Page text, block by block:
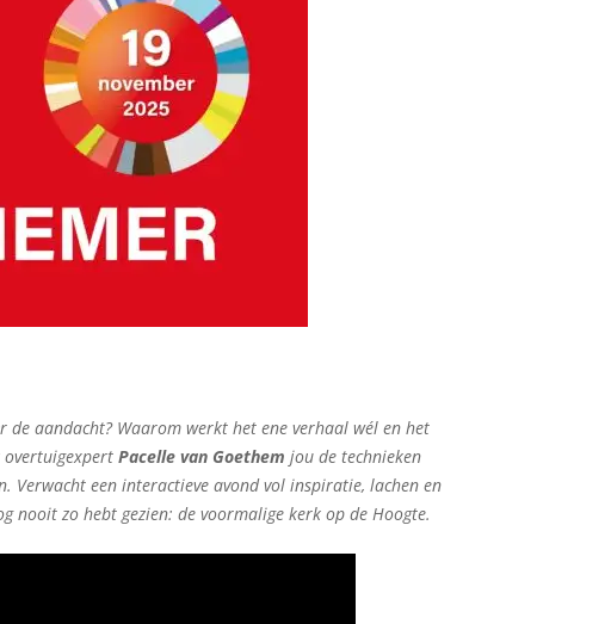
aandacht? Waarom werkt het ene verhaal wél en het
overtuigexpertPacelle van Goethem jou de technieken
Verwacht een interactieve avond vol inspiratie, lachen en
nooit zo hebt gezien: de voormalige kerk op de Hoogte.